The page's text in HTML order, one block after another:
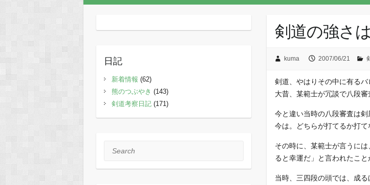
剣道の強さ
kuma 2007/06/21
剣道、やはりその中に有るバ
大昔、某範士が冗談で八段審
今と違い当時の八段審査は剣
今は。どちらが打てるか打て
その時に、某範士が言うに
ると幸運だ」と言われたこと
当時、三四段の頭では、成
日記
新着情報 (62)
熊のつぶやき (143)
剣道考察日記 (171)
Search